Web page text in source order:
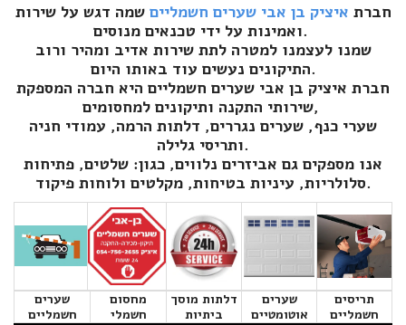
חברת איציק בן אבי שערים חשמליים שמה דגש על שירות
ואמינות על ידי טכנאים מנוסים.
שמנו לעצמנו למטרה לתת שירות אדיב ומהיר ורוב
התיקונים נעשים עוד באותו היום.
חברת איציק בן אבי שערים חשמליים היא חברה המספקת
שירותי התקנה ותיקונים למחסומים,
שערי כנף, שערים נגררים, דלתות הרמה, עמודי חניה
ותריסי גלילה.
אנו מספקים גם אביזרים נלווים, כגון: שלטים, פתיחות
סלולריות, עיניות בטיחות, מקלטים ולוחות פיקוד.
שערים
חשמליים
מחסום
חשמלי
דלתות מוסך
ביתיות
שערים
אוטומטיים
תריסים
חשמליים